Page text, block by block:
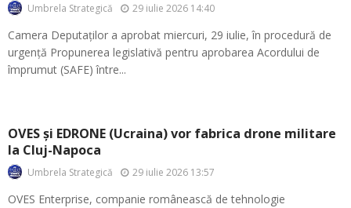
Umbrela Strategică 29 iulie 2026 14:40
Camera Deputaților a aprobat miercuri, 29 iulie, în procedură de
urgență Propunerea legislativă pentru aprobarea Acordului de
împrumut (SAFE) între...
OVES și EDRONE (Ucraina) vor fabrica drone militare
la Cluj-Napoca
Umbrela Strategică 29 iulie 2026 13:57
OVES Enterprise, companie românească de tehnologie